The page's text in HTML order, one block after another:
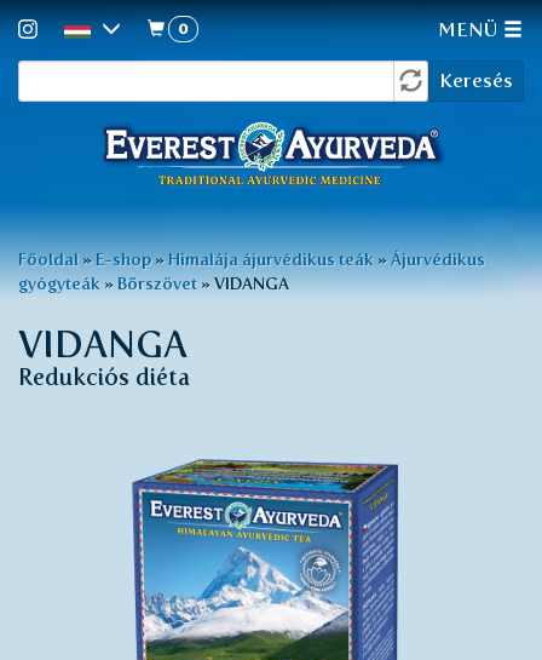
űrlap
Keresés
0 MENÜ
Jelenlegi
hely
Főoldal » E-shop »Himalája ájurvédikus teák » Ájurvédikus
gyógyteák »Bőrszövet »VIDANGA
VIDANGA
Redukciós diéta